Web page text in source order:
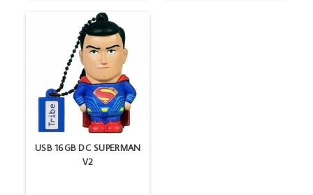
USB 16GB DC SUPERMAN
V2